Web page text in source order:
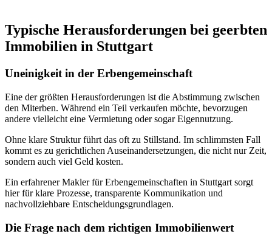
Typische Herausforderungen bei geerbten
Immobilien in Stuttgart
Uneinigkeit in der Erbengemeinschaft
Eine der größten Herausforderungen ist die Abstimmung zwischen
den Miterben. Während ein Teil verkaufen möchte, bevorzugen
andere vielleicht eine Vermietung oder sogar Eigennutzung.
Ohne klare Struktur führt das oft zu Stillstand. Im schlimmsten Fall
kommt es zu gerichtlichen Auseinandersetzungen, die nicht nur Zeit,
sondern auch viel Geld kosten.
Ein erfahrener Makler für Erbengemeinschaften in Stuttgart sorgt
hier für klare Prozesse, transparente Kommunikation und
nachvollziehbare Entscheidungsgrundlagen.
Die Frage nach dem richtigen Immobilienwert